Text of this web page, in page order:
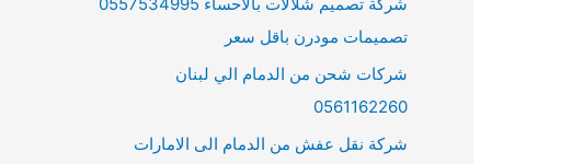
تصميمات مودرن باقل سعر
شركات شحن من الدمام الي لبنان
0561162260
شركة نقل عفش من الدمام الى الامارات